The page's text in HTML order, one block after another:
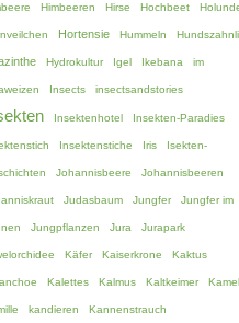
Himbeeren Hirse Hochbeet
Hortensie Hummeln
Hydrokultur Igel Ikebana im
Insects insectsandstories
Insektenhotel Insekten-Paradies
Insektenstiche Iris Isekten-
Johannisbeere Johannisbeeren
Judasbaum Jungfer Jungfer im
Jungpflanzen Jura Jurapark
Käfer Kaiserkrone Kaktus
Kalettes Kalmus Kaltkeimer
kandieren Kannenstrauch